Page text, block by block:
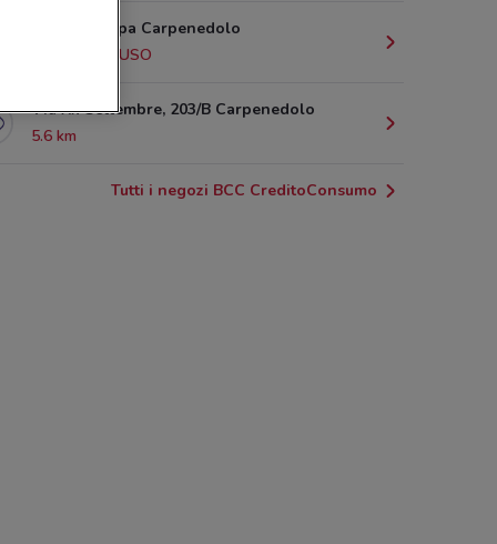
Piazza Europa Carpenedolo
CHIUSO
Via Xx Settembre, 203/B Carpenedolo
5.6 km
Tutti i negozi BCC CreditoConsumo